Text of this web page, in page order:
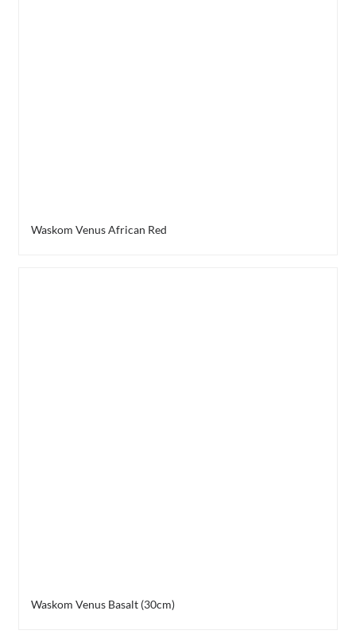
Waskom Venus African Red
Waskom Venus Basalt (30cm)